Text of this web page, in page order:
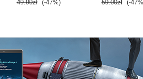
49.90zł (-47%) 59.00zł (-